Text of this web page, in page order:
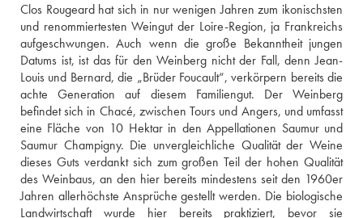
Clos Rougeard hat sich in nur wenigen Jahren zum ikonischsten
und renommiertesten Weingut der Loire-Region, ja Frankreichs
aufgeschwungen. Auch wenn die große Bekanntheit jungen
Datums ist, ist das für den Weinberg nicht der Fall, denn Jean-
Louis und Bernard, die „Brüder Foucault“, verkörpern bereits die
achte Generation auf diesem Familiengut. Der Weinberg
befindet sich in Chacé, zwischen Tours und Angers, und umfasst
eine Fläche von 10 Hektar in den Appellationen Saumur und
Saumur Champigny. Die unvergleichliche Qualität der Weine
dieses Guts verdankt sich zum großen Teil der hohen Qualität
des Weinbaus, an den hier bereits mindestens seit den 1960er
Jahren allerhöchste Ansprüche gestellt werden. Die biologische
Landwirtschaft wurde hier bereits praktiziert, bevor sie